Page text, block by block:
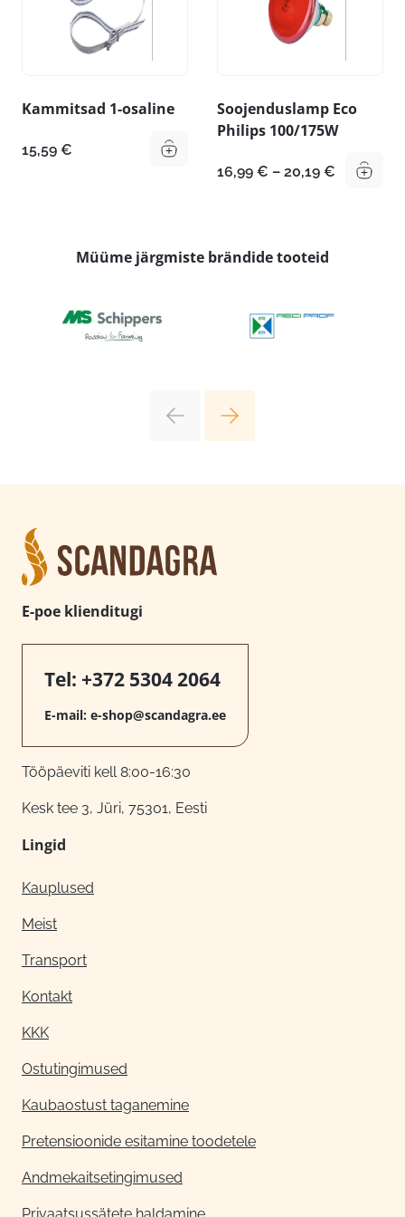
Kammitsad 1-osaline
15,59 €
Soojenduslamp Eco
Philips 100/175W
16,99 € – 20,19 €
Müüme järgmiste brändide tooteid
E-poe klienditugi
Tel: +372 5304 2064
E-mail: e-shop@scandagra.ee
Tööpäeviti kell 8:00-16:30
Kesk tee 3, Jüri, 75301, Eesti
Lingid
Kauplused
Meist
Transport
Kontakt
KKK
Ostutingimused
Kaubaostust taganemine
Pretensioonide esitamine toodetele
Andmekaitsetingimused